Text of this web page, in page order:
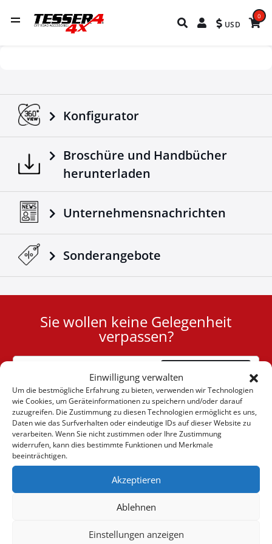
Einwilligung verwalten
Um die bestmögliche Erfahrung zu bieten, verwenden wir Technologien
wie Cookies, um Geräteinformationen zu speichern und/oder darauf
zuzugreifen. Die Zustimmung zu diesen Technologien ermöglicht es uns,
Daten wie das Surfverhalten oder eindeutige IDs auf dieser Website zu
verarbeiten. Wenn Sie nicht zustimmen oder Ihre Zustimmung
widerrufen, kann dies bestimmte Funktionen und Merkmale
beeinträchtigen.
Akzeptieren
Ablehnen
Einstellungen anzeigen
USD
0
Konfigurator
Broschüre und Handbücher
herunterladen
Unternehmensnachrichten
Sonderangebote
Cookie
Sie wollen keine Gelegenheit
verpassen?
Abonnieren
(+30) 6947901533
(+30) 2105542813